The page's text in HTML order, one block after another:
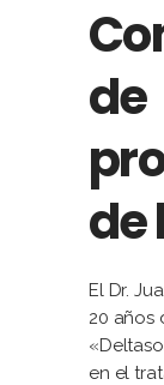
de
de
El Dr.
20 años
en el